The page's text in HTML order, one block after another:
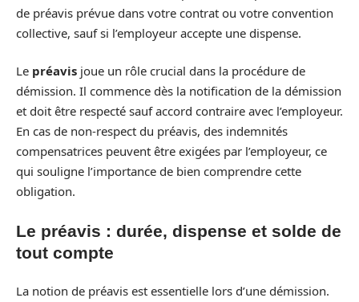
de préavis prévue dans votre contrat ou votre convention
collective, sauf si l’employeur accepte une dispense.
Le préavis joue un rôle crucial dans la procédure de
démission. Il commence dès la notification de la démission
et doit être respecté sauf accord contraire avec l’employeur.
En cas de non-respect du préavis, des indemnités
compensatrices peuvent être exigées par l’employeur, ce
qui souligne l’importance de bien comprendre cette
obligation.
Le préavis : durée, dispense et solde de
tout compte
La notion de préavis est essentielle lors d’une démission.